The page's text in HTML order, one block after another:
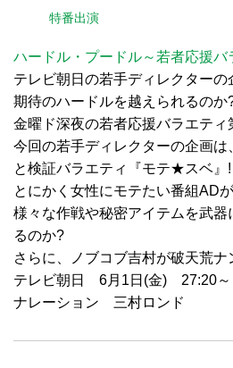
特番出演
ハードル・プードル～若者応援バ
テレビ朝日の若手ディレクターの
期待のハードルを越えられるのか
金曜ド深夜の若者応援バラエティ
今回の若手ディレクターの企画は
と検証バラエティ『モテ★スベ』!
とにかく女性にモテたい番組AD
様々な作戦や秘密アイテムを武
るのか?
さらに、ノブコブ吉村が破天荒ナ
テレビ朝日 6月1日(金) 27:20～
ナレーション 三村ロンド